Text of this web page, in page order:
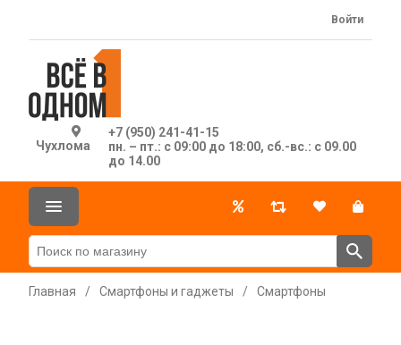
Чухлома
+7 (950) 241-41-15
пн. – пт.: с 09:00 до 18:00, сб.-вс.: с 09.00
до 14.00
Войти
Главная / Смартфоны и гаджеты / Смартфоны